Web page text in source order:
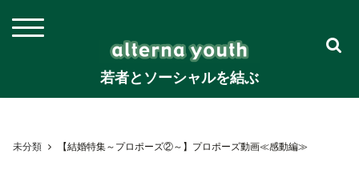
若者とソーシャルを結ぶ
未分類 【結婚特集～プロポーズ②～】プロポーズ動画≪感動編≫